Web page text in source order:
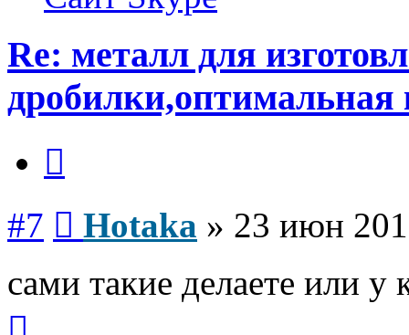
Re: металл для
дробилки,оптимальная
#7 Hotaka » 23 июн
сами такие делаете или у